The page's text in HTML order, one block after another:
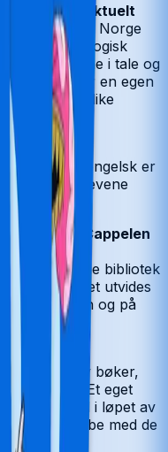
Skolen aktuelt
i Norge
i en pedagogisk
å få elevene i tale og
aktuelt har en egen
knyttet til ulike
øverom!
norsk og engelsk er
Her får elevene
Skolen fra Cappelen
digitale bibliotek
titler, og det utvides
alderstrinn og på
i form av bøker,
podkaster. Et eget
med i løpet av
kan jobbe med de
måte.